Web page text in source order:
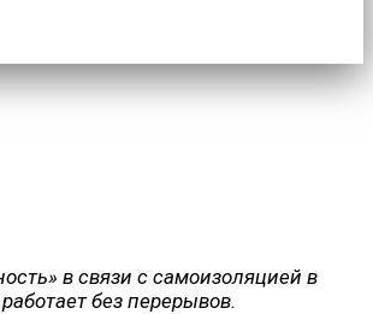
в связи с самоизоляцией в
без перерывов.